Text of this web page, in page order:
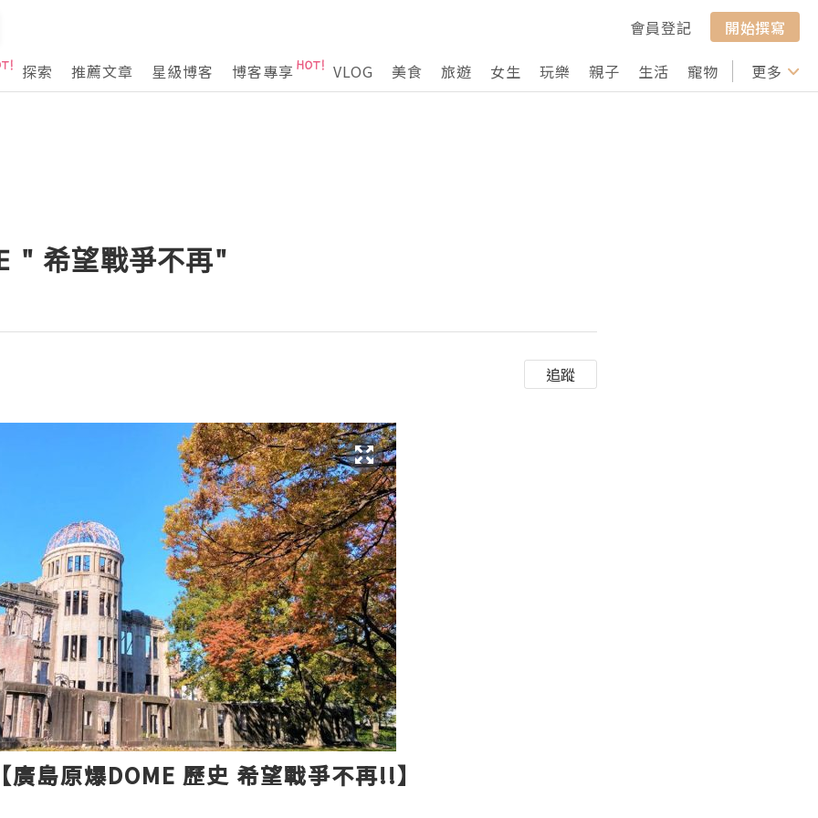
會員登記
開始撰寫
探索
推薦文章 星級博客 博客專享 VLOG 美食 旅遊 女生 玩樂 親子 生活 寵物 行山 打卡
更多
" 希望戰爭不再"
追蹤
廣島原爆DOME 歷史 希望戰爭不再!!】